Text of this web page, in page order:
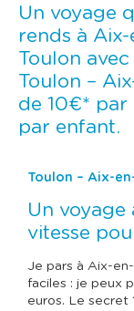
Un voyage
rends à
Toulon
Toulon –
de 10€*
par enfant.
Toulon – Aix-
Un
vitesse
Je pars à Aix-
faciles : je peux
euros. Le secret